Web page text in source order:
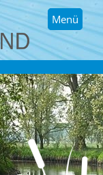
Menü